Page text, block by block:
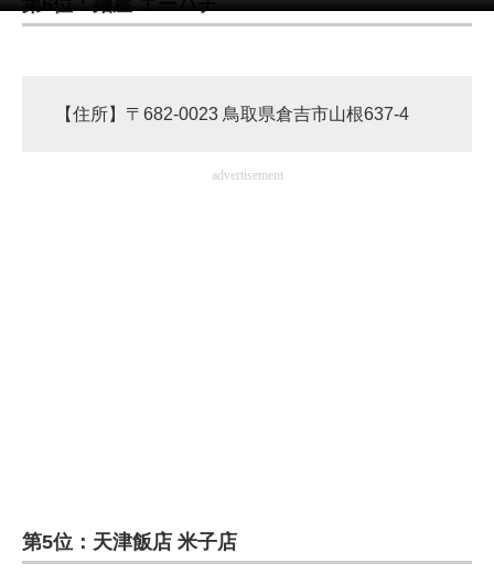
注目記事を集めた総合ページ
スマホと通信の最新トレンド
企業向けIT製品の総合サイト
第6位：麺屋 エーハチ
【住所】〒682-0023 鳥取県倉吉市山根637-4
advertisement
第5位：天津飯店 米子店